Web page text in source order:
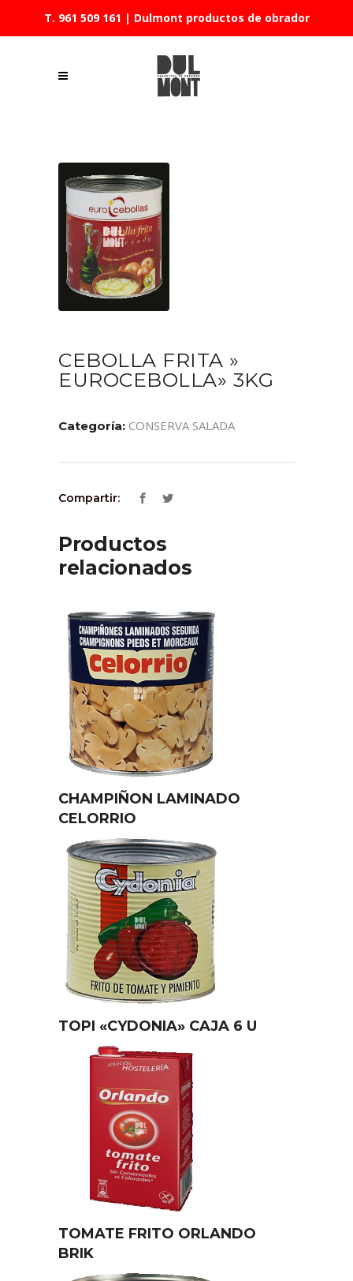
T. 961 509 161 | Dulmont productos de obrador
CEBOLLA FRITA »
EUROCEBOLLA» 3KG
Categoría: CONSERVA SALADA
Compartir:
Productos
relacionados
CHAMPIÑON LAMINADO
CELORRIO
TOPI «CYDONIA» CAJA 6 U
TOMATE FRITO ORLANDO
BRIK